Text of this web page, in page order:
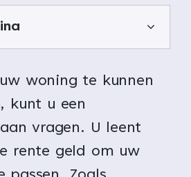
woning te kunnen
kunt u een
vragen. U leent
rente geld om uw